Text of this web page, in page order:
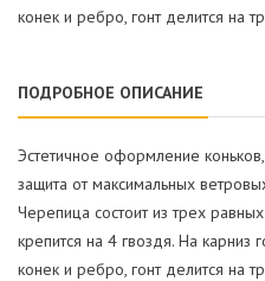
конек и ребро, гонт делится на
ПОДРОБНОЕ ОПИСАНИЕ
Эстетичное оформление
защита от максимальных
Черепица состоит из трех
крепится на 4 гвоздя. На карниз
конек и ребро, гонт делится на